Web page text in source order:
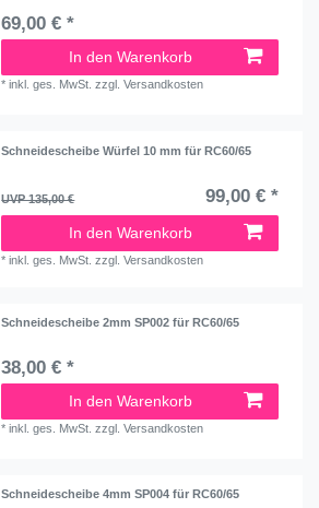
69,00 € *
In den Warenkorb
*inkl. ges. MwSt. zzgl.Versandkosten
Schneidescheibe Würfel 10 mm für RC60/65
UVP 135,00 € 99,00 € *
In den Warenkorb
*inkl. ges. MwSt. zzgl.Versandkosten
Schneidescheibe 2mm SP002 für RC60/65
38,00 € *
In den Warenkorb
*inkl. ges. MwSt. zzgl.Versandkosten
Schneidescheibe 4mm SP004 für RC60/65